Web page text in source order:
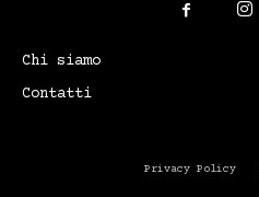
Chi siamo
Contatti
Privacy Policy